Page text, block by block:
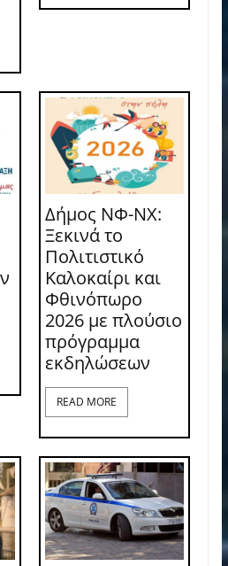
Δήμος ΝΦ-ΝΧ:
Ξεκινά το
Πολιτιστικό
Καλοκαίρι και
Φθινόπωρο
2026 με πλούσιο
πρόγραμμα
εκδηλώσεων
READ MORE